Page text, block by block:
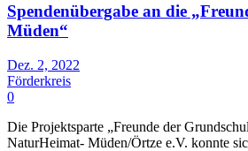
Spendenübergabe an die
Müden“
Dez. 2, 2022
Förderkreis
0
Die Projektsparte „Freunde der
NaturHeimat- Müden/Örtze e.V. konnte